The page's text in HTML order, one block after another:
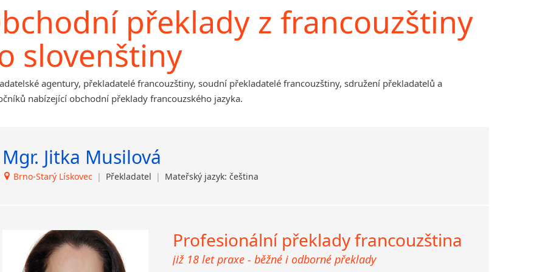
Ústí nad Orlicí
Ajmarština
Akebu
Albánština
Amharština
Arabština
Aramejština
Bambarština
Bantuské jazyky
Bengálština
Bosenština
Bulharština
překlady z francouzštiny
slovenštiny
agentury, překladatelé francouzštiny, soudní překladatelé francouzštiny, sdružení překladatelů a
nabízející obchodní překlady francouzského jazyka.
Mgr. Jitka Musilová
Brno-Starý Lískovec | Překladatel | Mateřský jazyk: čeština
Profesionální překlady francouzština
již 18 let praxe - běžné i odborné překlady